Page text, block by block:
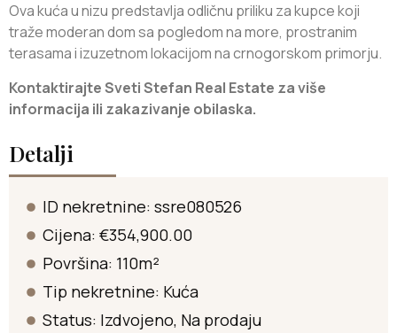
Ova kuća u nizu predstavlja odličnu priliku za kupce koji
traže moderan dom sa pogledom na more, prostranim
terasama i izuzetnom lokacijom na crnogorskom primorju.
Kontaktirajte Sveti Stefan Real Estate za više
informacija ili zakazivanje obilaska.
Detalji
ID nekretnine: ssre080526
Cijena: €354,900.00
Površina: 110m²
Tip nekretnine: Kuća
Status: Izdvojeno, Na prodaju